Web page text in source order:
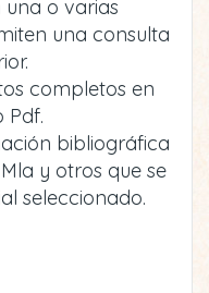
o varias
una consulta
completos en
Pdf.
bibliográfica
y otros que se
seleccionado.